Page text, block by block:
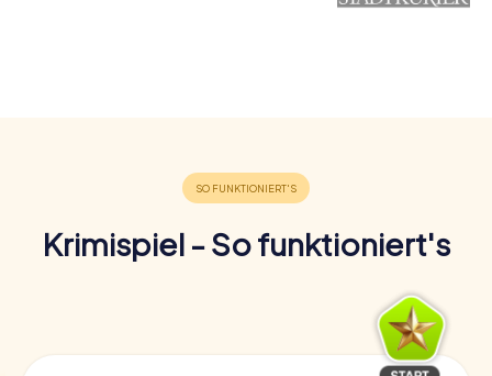
Krimispiel - So funktioniert's